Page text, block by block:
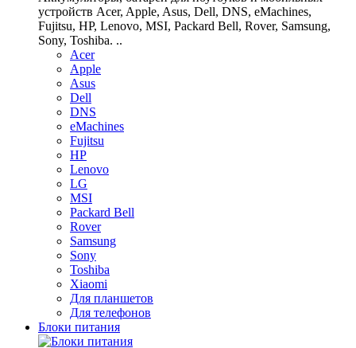
устройств Acer, Apple, Asus, Dell, DNS, eMachines,
Fujitsu, HP, Lenovo, MSI, Packard Bell, Rover, Samsung,
Sony, Toshiba. ..
Acer
Apple
Asus
Dell
DNS
eMachines
Fujitsu
HP
Lenovo
LG
MSI
Packard Bell
Rover
Samsung
Sony
Toshiba
Xiaomi
Для планшетов
Для телефонов
Блоки питания